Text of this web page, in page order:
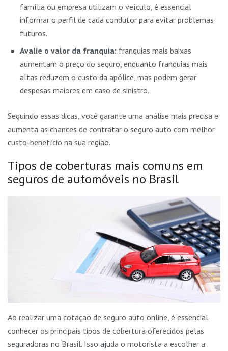
família ou empresa utilizam o veículo, é essencial
informar o perfil de cada condutor para evitar problemas
futuros.
Avalie o valor da franquia: franquias mais baixas
aumentam o preço do seguro, enquanto franquias mais
altas reduzem o custo da apólice, mas podem gerar
despesas maiores em caso de sinistro.
Seguindo essas dicas, você garante uma análise mais precisa e
aumenta as chances de contratar o seguro auto com melhor
custo-benefício na sua região.
Tipos de coberturas mais comuns em
seguros de automóveis no Brasil
Ao realizar uma cotação de seguro auto online, é essencial
conhecer os principais tipos de cobertura oferecidos pelas
seguradoras no Brasil. Isso ajuda o motorista a escolher a